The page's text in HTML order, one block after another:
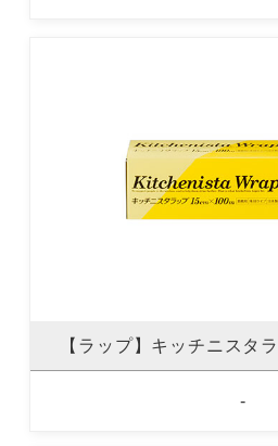
【ラップ】キッチニスタ
-